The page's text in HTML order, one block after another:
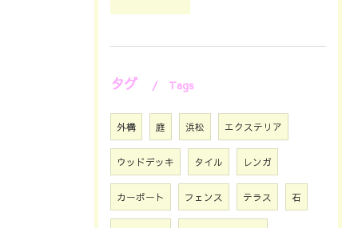
タグ Tags
外構 庭 浜松 エクステリア
ウッドデッキ タイル レンガ
カーポート フェンス テラス 石